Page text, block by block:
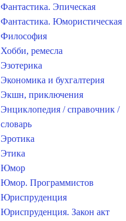
Фантастика. Эпическая
Фантастика. Юмористическая
Философия
Хобби, ремесла
Эзотерика
Экономика и бухгалтерия
Экшн, приключения
Энциклопедия / справочник /
словарь
Эротика
Этика
Юмор
Юмор. Программистов
Юриспруденция
Юриспруденция. Закон акт